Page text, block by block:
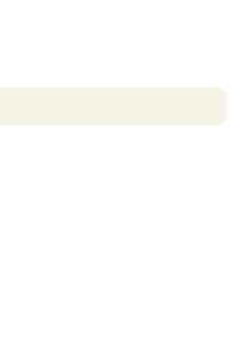
聖經經文的輪廓，並且就
目的是希望幫助閱讀聖經
導聖經的教導者能更有效來
類默示的話語，以及信仰與
凡學習聖經的領袖、學生、
及任何閱讀或教導聖經的
益。另外也希望這本手冊內
聖經學者，流連駐足。